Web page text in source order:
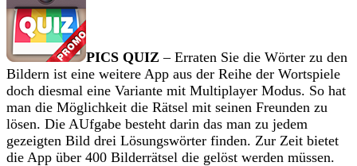
PICS QUIZ – Erraten Sie die Wörter zu den
Bildern ist eine weitere App aus der Reihe der Wortspiele
doch diesmal eine Variante mit Multiplayer Modus. So hat
man die Möglichkeit die Rätsel mit seinen Freunden zu
lösen. Die AUfgabe besteht darin das man zu jedem
gezeigten Bild drei Lösungswörter finden. Zur Zeit bietet
die App über 400 Bilderrätsel die gelöst werden müssen.